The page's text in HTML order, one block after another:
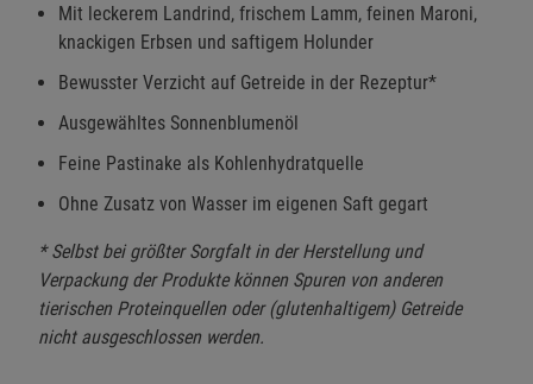
Mit leckerem Landrind, frischem Lamm, feinen Maroni,
knackigen Erbsen und saftigem Holunder
Bewusster Verzicht auf Getreide in der Rezeptur*
Ausgewähltes Sonnenblumenöl
Feine Pastinake als Kohlenhydratquelle
Ohne Zusatz von Wasser im eigenen Saft gegart
* Selbst bei größter Sorgfalt in der Herstellung und
Verpackung der Produkte können Spuren von anderen
tierischen Proteinquellen oder (glutenhaltigem) Getreide
nicht ausgeschlossen werden.